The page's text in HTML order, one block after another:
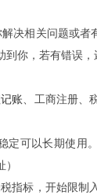
决相关问题或者
到你，若有错误，
账 、工商注册、
定可以长期使用
指标，开始限制